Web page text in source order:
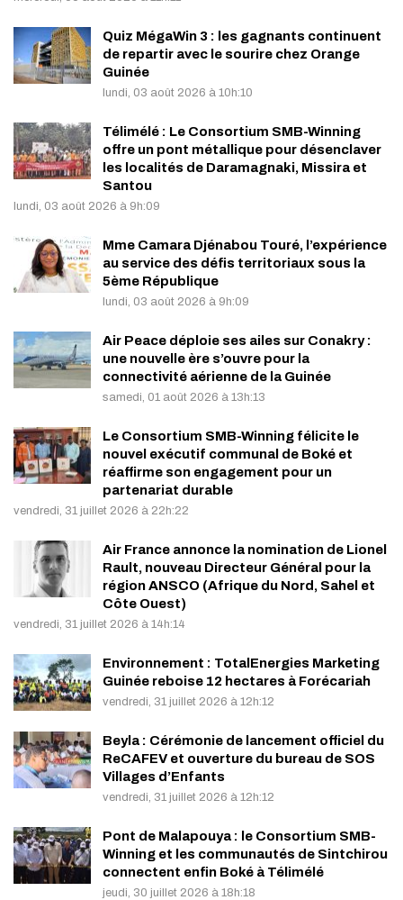
Quiz MégaWin 3 : les gagnants continuent
de repartir avec le sourire chez Orange
Guinée
lundi, 03 août 2026 à 10h:10
Télimélé : Le Consortium SMB-Winning
offre un pont métallique pour désenclaver
les localités de Daramagnaki, Missira et
Santou
lundi, 03 août 2026 à 9h:09
Mme Camara Djénabou Touré, l’expérience
au service des défis territoriaux sous la
5ème République
lundi, 03 août 2026 à 9h:09
Air Peace déploie ses ailes sur Conakry :
une nouvelle ère s’ouvre pour la
connectivité aérienne de la Guinée
samedi, 01 août 2026 à 13h:13
Le Consortium SMB-Winning félicite le
nouvel exécutif communal de Boké et
réaffirme son engagement pour un
partenariat durable
vendredi, 31 juillet 2026 à 22h:22
Air France annonce la nomination de Lionel
Rault, nouveau Directeur Général pour la
région ANSCO (Afrique du Nord, Sahel et
Côte Ouest)
vendredi, 31 juillet 2026 à 14h:14
Environnement : TotalEnergies Marketing
Guinée reboise 12 hectares à Forécariah
vendredi, 31 juillet 2026 à 12h:12
Beyla : Cérémonie de lancement officiel du
ReCAFEV et ouverture du bureau de SOS
Villages d’Enfants
vendredi, 31 juillet 2026 à 12h:12
Pont de Malapouya : le Consortium SMB-
Winning et les communautés de Sintchirou
connectent enfin Boké à Télimélé
jeudi, 30 juillet 2026 à 18h:18